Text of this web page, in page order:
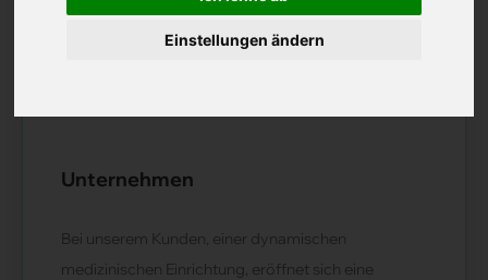
Einstellungen ändern
Unternehmen
Bei unserem Kunden, einer dynamischen
medizinischen Einrichtung, eröffnet sich eine